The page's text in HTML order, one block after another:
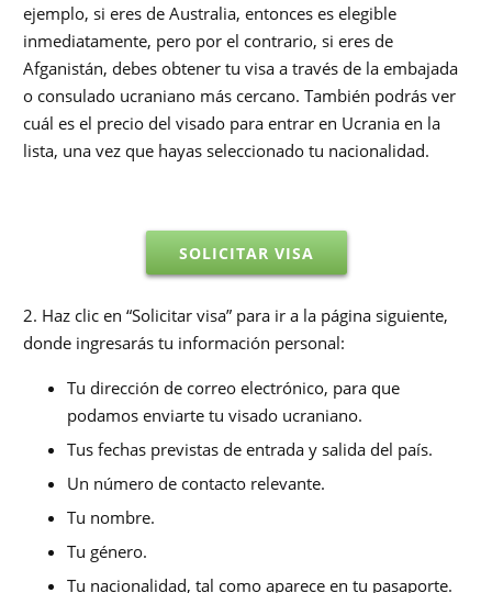
ejemplo, si eres de Australia, entonces es elegible
inmediatamente, pero por el contrario, si eres de
Afganistán, debes obtener tu visa a través de la embajada
o consulado ucraniano más cercano. También podrás ver
cuál es el precio del visado para entrar en Ucrania en la
lista, una vez que hayas seleccionado tu nacionalidad.
SOLICITAR VISA
2. Haz clic en “Solicitar visa” para ir a la página siguiente,
donde ingresarás tu información personal:
Tu dirección de correo electrónico, para que
podamos enviarte tu visado ucraniano.
Tus fechas previstas de entrada y salida del país.
Un número de contacto relevante.
Tu nombre.
Tu género.
Tu nacionalidad, tal como aparece en tu pasaporte.